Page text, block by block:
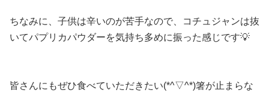
ちなみに、子供は辛いのが苦手なので、コチュジャンは抜
いてパプリカパウダーを気持ち多めに振った感じです💡
皆さんにもぜひ食べていただきたい(*^▽^*)箸が止まらな